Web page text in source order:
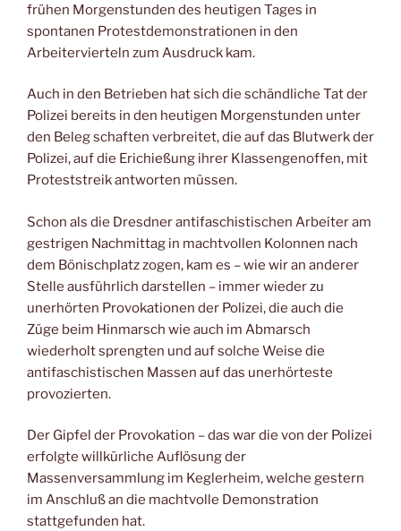
frühen Morgenstunden des heutigen Tages in
spontanen Protestdemonstrationen in den
Arbeitervierteln zum Ausdruck kam.
Auch in den Betrieben hat sich die schändliche Tat der
Polizei bereits in den heutigen Morgenstunden unter
den Beleg schaften verbreitet, die auf das Blutwerk der
Polizei, auf die Erichießung ihrer Klassengenoffen, mit
Proteststreik antworten müssen.
Schon als die Dresdner antifaschistischen Arbeiter am
gestrigen Nachmittag in machtvollen Kolonnen nach
dem Bönischplatz zogen, kam es – wie wir an anderer
Stelle ausführlich darstellen – immer wieder zu
unerhörten Provokationen der Polizei, die auch die
Züge beim Hinmarsch wie auch im Abmarsch
wiederholt sprengten und auf solche Weise die
antifaschistischen Massen auf das unerhörteste
provozierten.
Der Gipfel der Provokation – das war die von der Polizei
erfolgte willkürliche Auflösung der
Massenversammlung im Keglerheim, welche gestern
im Anschluß an die machtvolle Demonstration
stattgefunden hat.